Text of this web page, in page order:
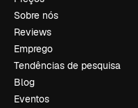
Sobre nós
Reviews
Emprego
Tendências de pesquisa
Blog
Eventos